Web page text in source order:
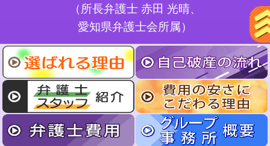
（所長弁護士 赤田 光晴、
愛知県弁護士会所属）